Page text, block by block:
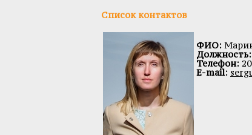
Список контактов
ФИО:
Должность:
Телефон:
E-mail: